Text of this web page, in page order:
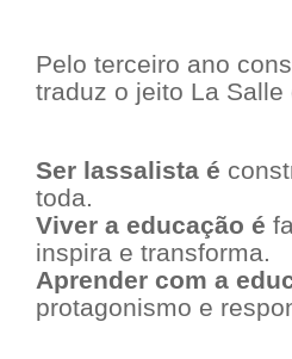
Pelo terceiro ano
traduz o jeito La
Ser lassalista é
toda.
Viver a educação é
inspira e transforma.
Aprender com a
protagonismo e